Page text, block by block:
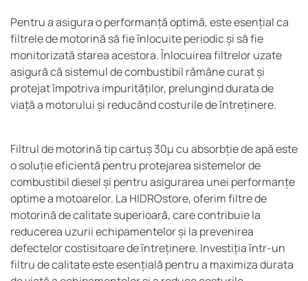
Pentru a asigura o performanță optimă, este esențial ca
filtrele de motorină să fie înlocuite periodic și să fie
monitorizată starea acestora. Înlocuirea filtrelor uzate
asigură că sistemul de combustibil rămâne curat și
protejat împotriva impurităților, prelungind durata de
viață a motorului și reducând costurile de întreținere.
Filtrul de motorină tip cartuș 30µ cu absorbție de apă este
o soluție eficientă pentru protejarea sistemelor de
combustibil diesel și pentru asigurarea unei performanțe
optime a motoarelor. La HIDROstore, oferim filtre de
motorină de calitate superioară, care contribuie la
reducerea uzurii echipamentelor și la prevenirea
defectelor costisitoare de întreținere. Investiția într-un
filtru de calitate este esențială pentru a maximiza durata